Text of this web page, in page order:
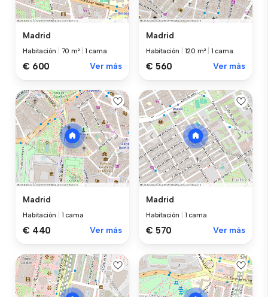
Madrid
Habitación 70 m² 1 cama
€ 600 Ver más
Madrid
Habitación 120 m² 1 cama
€ 560 Ver más
Madrid
Habitación 1 cama
€ 440 Ver más
Madrid
Habitación 1 cama
€ 570 Ver más